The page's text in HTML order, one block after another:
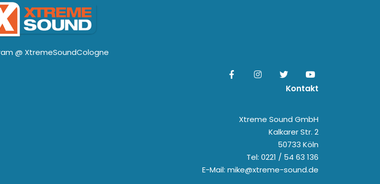
@ XtremeSoundCologne
Kontakt
Xtreme Sound GmbH
Kalkarer Str. 2
50733 Köln
Tel: 0221 / 54 63 136
E-Mail: mike@xtreme-sound.de